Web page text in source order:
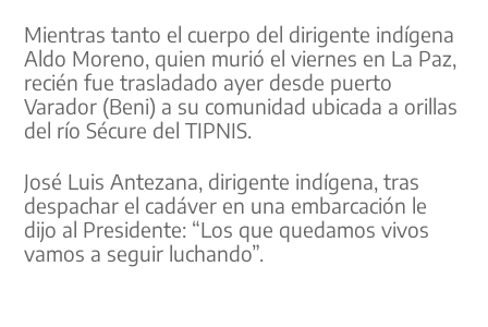
Mientras tanto el cuerpo del dirigente indígena
Aldo Moreno, quien murió el viernes en La Paz,
recién fue trasladado ayer desde puerto
Varador (Beni) a su comunidad ubicada a orillas
del río Sécure del TIPNIS.
José Luis Antezana, dirigente indígena, tras
despachar el cadáver en una embarcación le
dijo al Presidente: “Los que quedamos vivos
vamos a seguir luchando”.